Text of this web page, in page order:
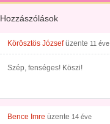
Hozzászólások
Körösztös Józsefüzente 11 éve
Szép, fenséges! Köszi!
Bence Imre üzente 14 éve